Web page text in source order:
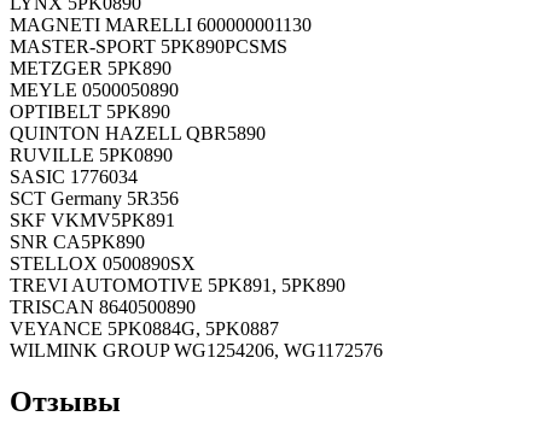
MAGNETI MARELLI 600000001130
MASTER-SPORT 5PK890PCSMS
METZGER 5PK890
MEYLE 0500050890
OPTIBELT 5PK890
QUINTON HAZELL QBR5890
RUVILLE 5PK0890
SASIC 1776034
SCT Germany 5R356
SKF VKMV5PK891
SNR CA5PK890
STELLOX 0500890SX
TREVI AUTOMOTIVE 5PK891, 5PK890
TRISCAN 8640500890
VEYANCE 5PK0884G, 5PK0887
WILMINK GROUP WG1254206, WG1172576
Отзывы